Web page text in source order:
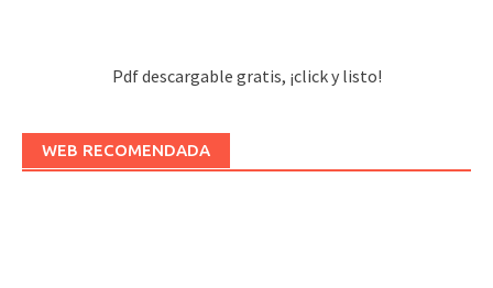
Pdf descargable gratis, ¡click y listo!
WEB RECOMENDADA